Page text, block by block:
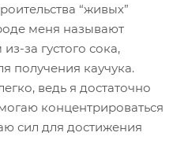
“живых”
меня называют
за густого сока,
получения каучука.
ведь я достаточно
концентрироваться
сил для достижения